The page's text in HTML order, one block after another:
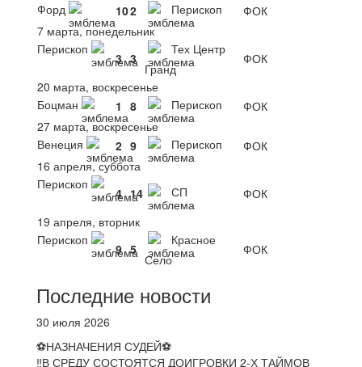
Форд
102 Перископ
ФОК
7 марта, понедельник
Перископ
3 3
Тех Центр
Гранд
ФОК
20 марта, воскресенье
Боцман
1 8 Перископ
ФОК
27 марта, воскресенье
Венеция
2 9 Перископ
ФОК
16 апреля, суббота
Перископ
4 14 СП
ФОК
19 апреля, вторник
Перископ
9 5
Красное
Село
ФОК
Последние новости
30 июля 2026
⚽НАЗНАЧЕНИЯ СУДЕЙ⚽
‼В СРЕДУ СОСТОЯТСЯ ДОИГРОВКИ 2-Х ТАЙМОВ